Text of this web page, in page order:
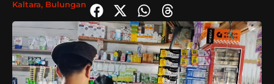
Kaltara, Bulungan